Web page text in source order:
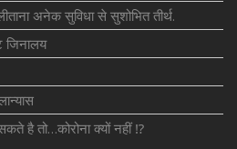
अनेक सुविधा से सुशोभित तीर्थ.
जिनालय
है तो…कोरोना क्यों नहीं ⁉️